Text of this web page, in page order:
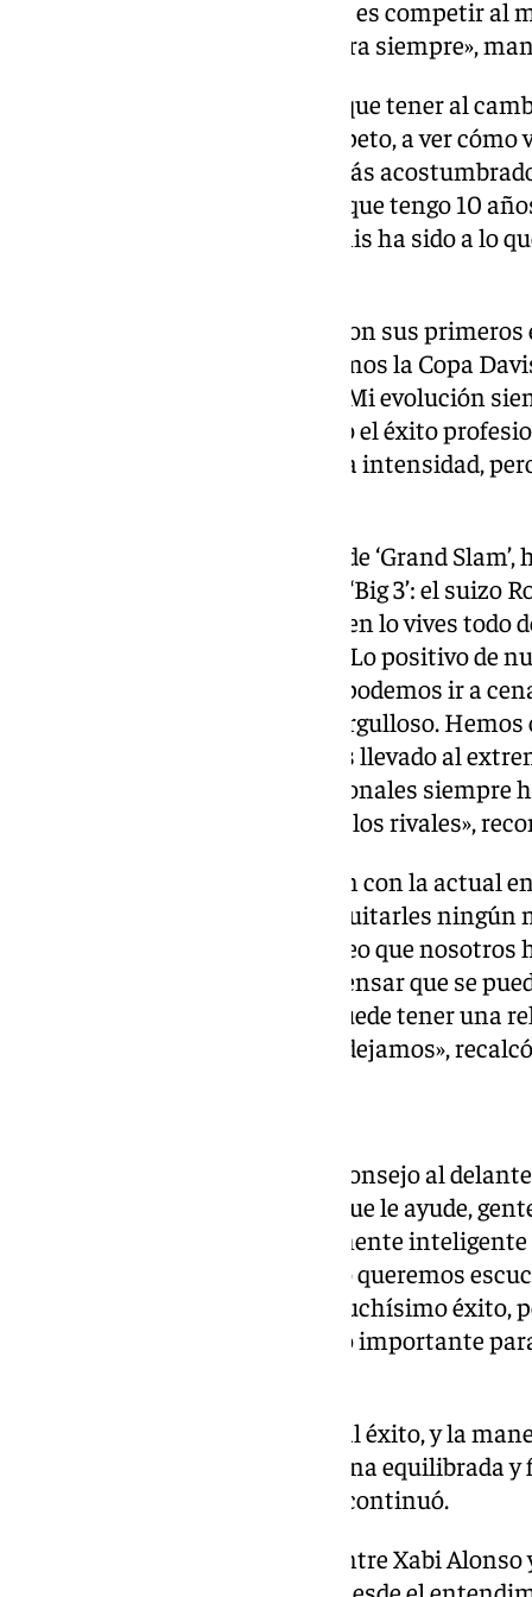
algo que me ha apasionado, que es competir
Son cosas que se quedan ahí para siempre»,
«Pasé por el respeto que tienes que tener al
te tienen que generar algún respeto, a ver
que va a ser distinta a lo que estás
carrera profesional, sino desde que tengo 10
del tenis, pero el deporte y el tenis ha sido a lo
También recordó cómo le llegaron sus
a finales de 2004, cuando ganamos la Copa
éxito mundial o uno más local. Mi evolución
a distintas edades. Cuando llegó el éxito
asumirlo. Todo es nuevo, mucha intensidad,
El balear, ganador de 22 títulos de ‘Grand
con los otros dos miembros del ‘Big 3’: el suizo
Djokovic. «Cuando eres más joven lo vives
los años, las cosas se suavizan. Lo positivo de
terminado nuestras carreras y podemos ir a
eso es algo por lo que sentirse orgulloso.
importantes, pero no las hemos llevado al
en la pista y las relaciones personales siempre
hasta una cierta amistad hacia los rivales»,
También comparó esa situación con la actual
el italiano Jannik Sinner. «Sin quitarles ningún
quieren hacer las cosas bien, creo que
nuevas generaciones puedan pensar que se
necesidad de odiar al rival. Se puede tener una
óptima. Es un buen legado que dejamos»,
En otro orden de cosas, dio un consejo al
Yamal. «Que se rodee de gente que le ayude,
Espero que él sea lo suficientemente
veces los personajes de éxito no queremos
cuando eres un personaje de muchísimo
vuelta a la vida real. Esto es algo importante
«Hay muchas formas de llegar al éxito, y la
con él te puede hacer una persona equilibrada
haciendo una persona infeliz», continuó.
También analizó la situación entre Xabi